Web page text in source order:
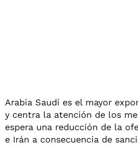
Arabia Saudí es el mayor
y centra la atención de los
espera una reducción de la
e Irán a consecuencia de